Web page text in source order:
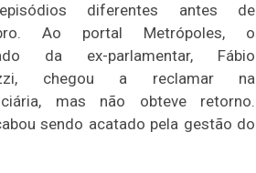
diferentes antes de
Ao portal Metrópoles, o
da ex-parlamentar, Fábio
chegou a reclamar na
mas não obteve retorno.
sendo acatado pela gestão do